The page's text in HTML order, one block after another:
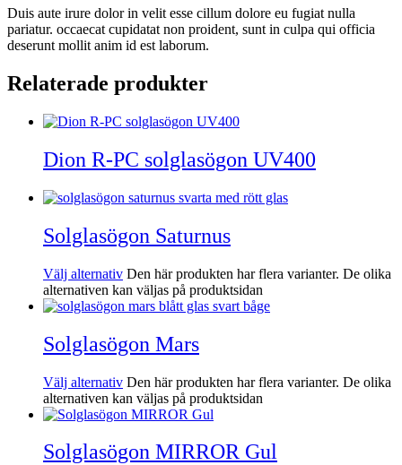
Duis aute irure dolor in velit esse cillum dolore eu fugiat nulla
pariatur. occaecat cupidatat non proident, sunt in culpa qui officia
deserunt mollit anim id est laborum.
Relaterade produkter
Dion R-PC solglasögon UV400
Solglasögon Saturnus
Välj alternativ Den här produkten har flera varianter. De olika
alternativen kan väljas på produktsidan
Solglasögon Mars
Välj alternativ Den här produkten har flera varianter. De olika
alternativen kan väljas på produktsidan
Solglasögon MIRROR Gul